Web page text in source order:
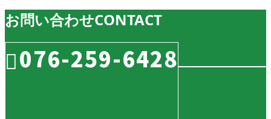
お問い合わせCONTACT
076-259-6428